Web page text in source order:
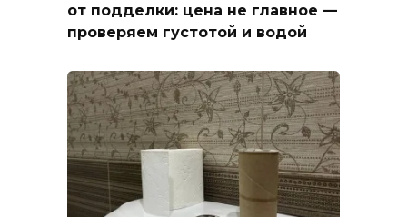
от подделки: цена не главное —
проверяем густотой и водой